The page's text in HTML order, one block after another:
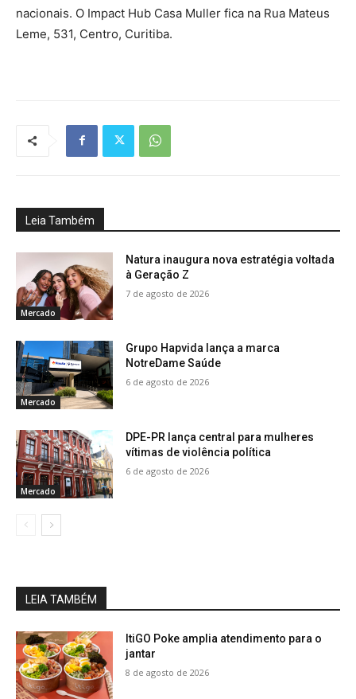
nacionais. O Impact Hub Casa Muller fica na Rua Mateus
Leme, 531, Centro, Curitiba.
Leia Também
Mercado
Natura inaugura nova estratégia voltada
à Geração Z
7 de agosto de 2026
Mercado
Grupo Hapvida lança a marca
NotreDame Saúde
6 de agosto de 2026
Mercado
DPE-PR lança central para mulheres
vítimas de violência política
6 de agosto de 2026
LEIA TAMBÉM
ItiGO Poke amplia atendimento para o
jantar
8 de agosto de 2026